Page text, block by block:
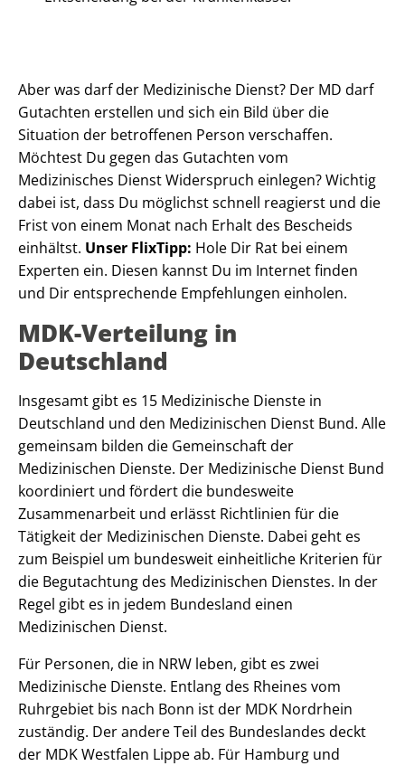
Aber was darf der Medizinische Dienst? Der MD darf
Gutachten erstellen und sich ein Bild über die
Situation der betroffenen Person verschaffen.
Möchtest Du gegen das Gutachten vom
Medizinisches Dienst Widerspruch einlegen? Wichtig
dabei ist, dass Du möglichst schnell reagierst und die
Frist von einem Monat nach Erhalt des Bescheids
einhältst. Unser FlixTipp: Hole Dir Rat bei einem
Experten ein. Diesen kannst Du im Internet finden
und Dir entsprechende Empfehlungen einholen.
MDK-Verteilung in
Deutschland
Insgesamt gibt es 15 Medizinische Dienste in
Deutschland und den Medizinischen Dienst Bund. Alle
gemeinsam bilden die Gemeinschaft der
Medizinischen Dienste. Der Medizinische Dienst Bund
koordiniert und fördert die bundesweite
Zusammenarbeit und erlässt Richtlinien für die
Tätigkeit der Medizinischen Dienste. Dabei geht es
zum Beispiel um bundesweit einheitliche Kriterien für
die Begutachtung des Medizinischen Dienstes. In der
Regel gibt es in jedem Bundesland einen
Medizinischen Dienst.
Für Personen, die in NRW leben, gibt es zwei
Medizinische Dienste. Entlang des Rheines vom
Ruhrgebiet bis nach Bonn ist der MDK Nordrhein
zuständig. Der andere Teil des Bundeslandes deckt
der MDK Westfalen Lippe ab. Für Hamburg und